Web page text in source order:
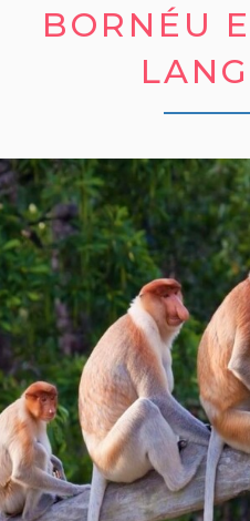
BORNÉU